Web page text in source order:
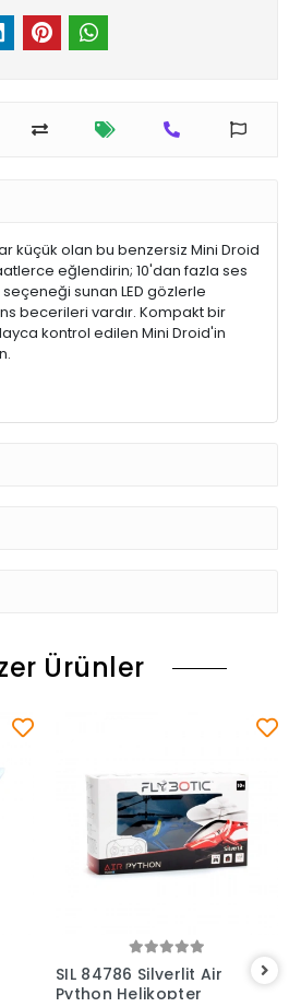
küçük olan bu benzersiz Mini Droid
eğlendirin; 10'dan fazla ses
seçeneği sunan LED gözlerle
becerileri vardır. Kompakt bir
kontrol edilen Mini Droid'in
Ürünler
SIL 84786 Silverlit Air
Python Helikopter